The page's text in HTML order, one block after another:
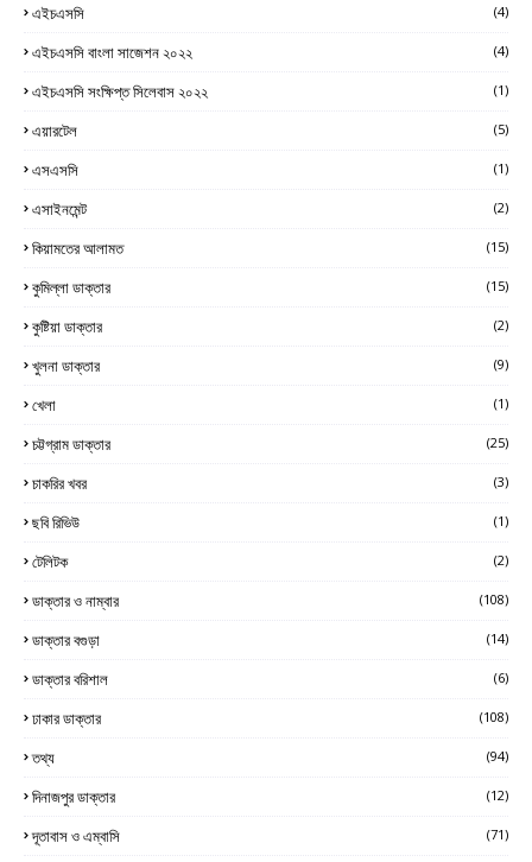
এইচএসসি (4)
এইচএসসি বাংলা সাজেশন ২০২২ (4)
এইচএসসি সংক্ষিপ্ত সিলেবাস ২০২২ (1)
এয়ারটেল (5)
এসএসসি (1)
এসাইনমেন্ট (2)
কিয়ামতের আলামত (15)
কুমিল্লা ডাক্তার (15)
কুষ্টিয়া ডাক্তার (2)
খুলনা ডাক্তার (9)
খেলা (1)
চট্টগ্রাম ডাক্তার (25)
চাকরির খবর (3)
ছবি রিভিউ (1)
টেলিটক (2)
ডাক্তার ও নাম্বার (108)
ডাক্তার বগুড়া (14)
ডাক্তার বরিশাল (6)
ঢাকার ডাক্তার (108)
তথ্য (94)
দিনাজপুর ডাক্তার (12)
দূতাবাস ও এম্বাসি (71)